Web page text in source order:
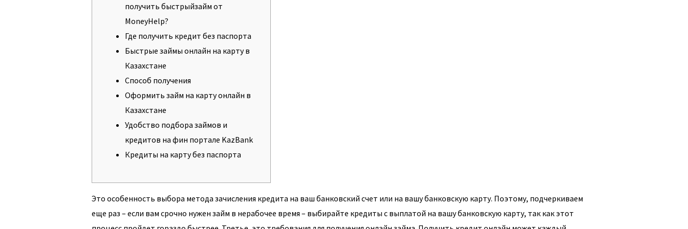
получить быстрыйзайм от
MoneyHelp?
Где получить кредит без паспорта
Быстрые займы онлайн на карту в
Казахстане
Способ получения
Оформить займ на карту онлайн в
Казахстане
Удобство подбора займов и
кредитов на фин портале KazBank
Кредиты на карту без паспорта
Это особенность выбора метода зачисления кредита на ваш банковский счет или на вашу банковскую карту. Поэтому, подчеркиваем
еще раз – если вам срочно нужен займ в нерабочее время – выбирайте кредиты с выплатой на вашу банковскую карту, так как этот